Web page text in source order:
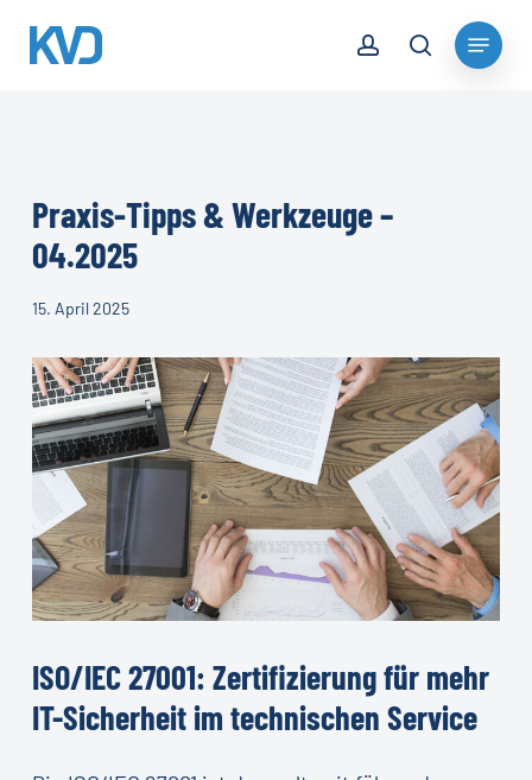
search
Menu
Praxis-Tipps & Werkzeuge –
04.2025
15. April 2025
ISO/IEC27001: Zertifizierungfür mehr
IT-Sicherheitim technischen Service
Close